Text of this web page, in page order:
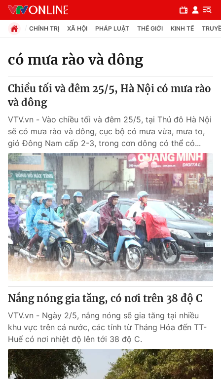
Chuyên mục
Chính trị
Xã hội
Pháp luật
Y tế
Thế giới
Tin tức
Thế giới đó đây
Câu chuyện quốc tế
Kinh tế
Tài chính
Thị trường
Góc doanh nghiệp
Dữ liệu và đời sống
Truyền hình
Phim VTV
Hậu trường
Nhân vật
Giải trí
Điện ảnh
Âm nhạc
Đời sống
Du lịch
CHÍNH TRỊ XÃ HỘI PHÁP LUẬT THẾ GIỚI KINH TẾ
có mưa rào và dông
Chiều tối và đêm 25/5, Hà Nội có mưa rào
và dông
VTV.vn - Vào chiều tối và đêm 25/5, tại Thủ đô Hà Nội
sẽ có mưa rào và dông, cục bộ có mưa vừa, mưa to,
gió Đông Nam cấp 2-3, trong cơn dông có thể có...
Nắng nóng gia tăng, có nơi trên 38 độ C
VTV.vn - Ngày 2/5, nắng nóng sẽ gia tăng tại nhiều
khu vực trên cả nước, các tỉnh từ Tháng Hóa đến TT-
Huế có nơi nhiệt độ lên tới 38 độ C.